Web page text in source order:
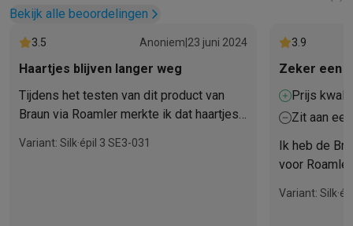
Bekijk alle beoordelingen
3.5 Anoniem 23 juni 2024
Haartjes blijven langer weg
Tijdens het testen van dit product van
Braun via Roamler merkte ik dat haartjes
Variant: Silk·épil 3 SE3-031
3.9
Zeker een
Prijs
Zit aan
Ik heb de
voor
blijven erg
Variant: